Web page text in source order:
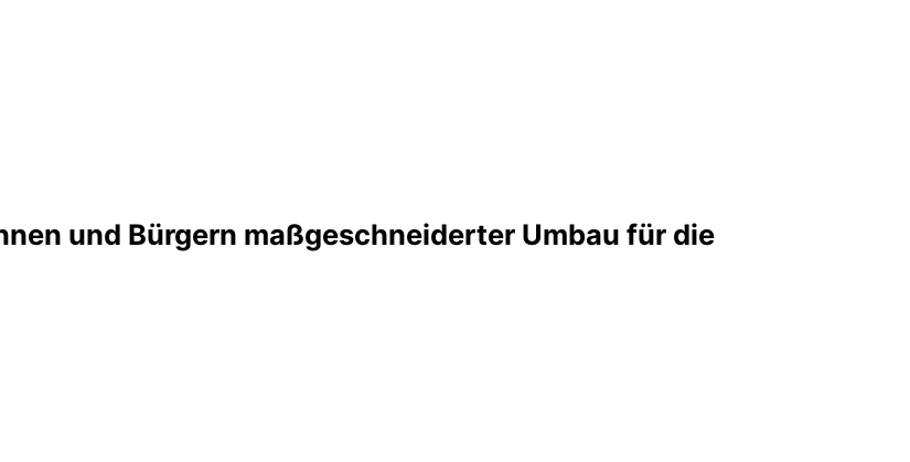
und Bürgern maßgeschneiderter Umbau für die